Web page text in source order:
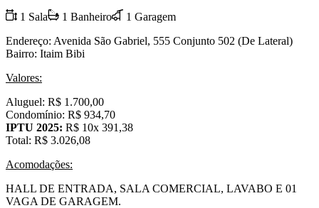
1 Sala 1 Banheiro
1 Garagem
Endereço: Avenida São Gabriel, 555 Conjunto 502 (De Lateral)
Bairro: Itaim Bibi
Valores:
Aluguel: R$ 1.700,00
Condomínio: R$ 934,70
IPTU 2025: R$ 10x 391,38
Total: R$ 3.026,08
Acomodações:
HALL DE ENTRADA, SALA COMERCIAL, LAVABO E 01
VAGA DE GARAGEM.